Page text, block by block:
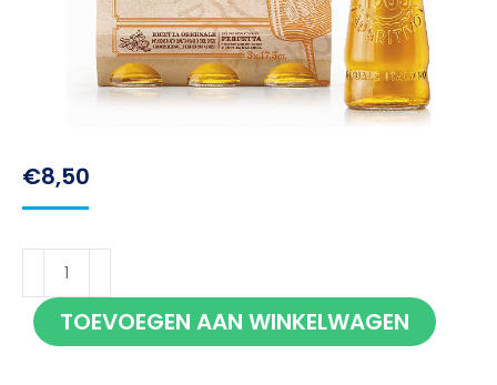
€8,50
Crodino
6x17,5cl
aantalTOEVOEGEN AAN WINKELWAGEN